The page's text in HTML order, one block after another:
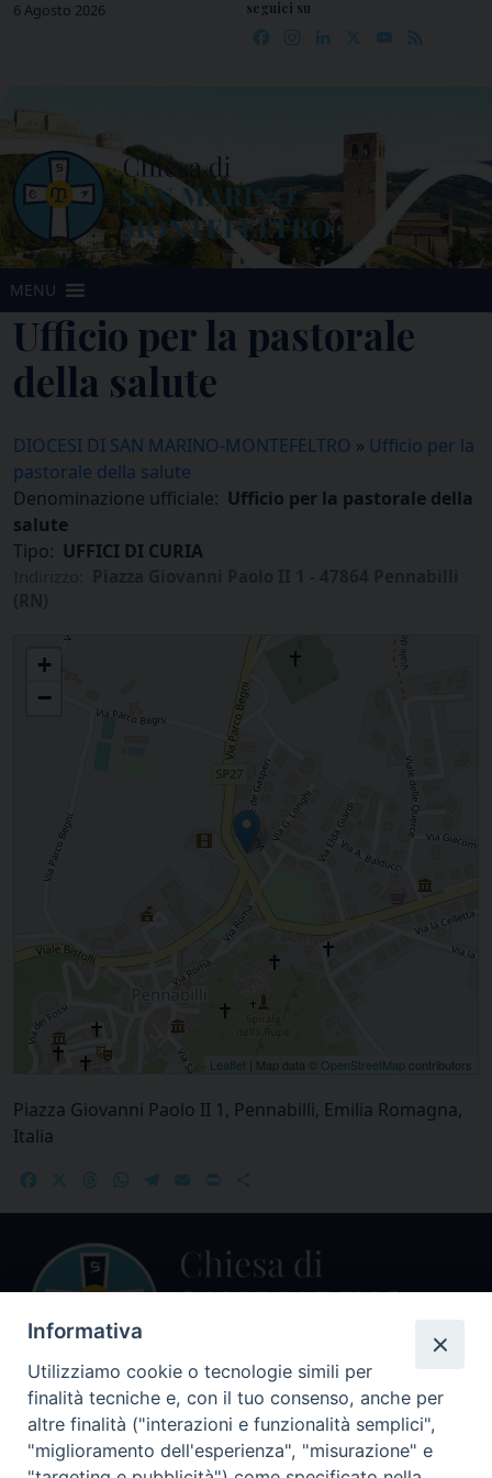
Skip6 Agosto 2026 seguici su
Facebook
Instagram
LinkedIn YouTube
MENU
Ufficio per la pastorale
della salute
DIOCESI DI SAN MARINO-MONTEFELTRO » Ufficio per la
pastorale della salute
Denominazione ufficiale: Ufficio per la pastorale della
salute
Tipo: UFFICI DI CURIA
Ufficio per la pastorale della salute
+
−
Leaflet | Map data © OpenStreetMap contributors
Piazza Giovanni Paolo II 1, Pennabilli, Emilia Romagna,
Italia
FacebookThreadsWhatsApp
Telegram
EmailPrint
Centralino Curia Vescovile
0541 913711
Informativa
Utilizziamo cookie o tecnologie simili per
finalità tecniche e, con il tuo consenso, anche per
altre finalità ("interazioni e funzionalità semplici",
"miglioramento dell'esperienza", "misurazione" e